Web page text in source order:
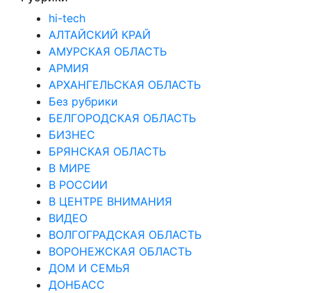
hi-tech
АЛТАЙСКИЙ КРАЙ
АМУРСКАЯ ОБЛАСТЬ
АРМИЯ
АРХАНГЕЛЬСКАЯ ОБЛАСТЬ
Без рубрики
БЕЛГОРОДСКАЯ ОБЛАСТЬ
БИЗНЕС
БРЯНСКАЯ ОБЛАСТЬ
В МИРЕ
В РОССИИ
В ЦЕНТРЕ ВНИМАНИЯ
ВИДЕО
ВОЛГОГРАДСКАЯ ОБЛАСТЬ
ВОРОНЕЖСКАЯ ОБЛАСТЬ
ДОМ И СЕМЬЯ
ДОНБАСС